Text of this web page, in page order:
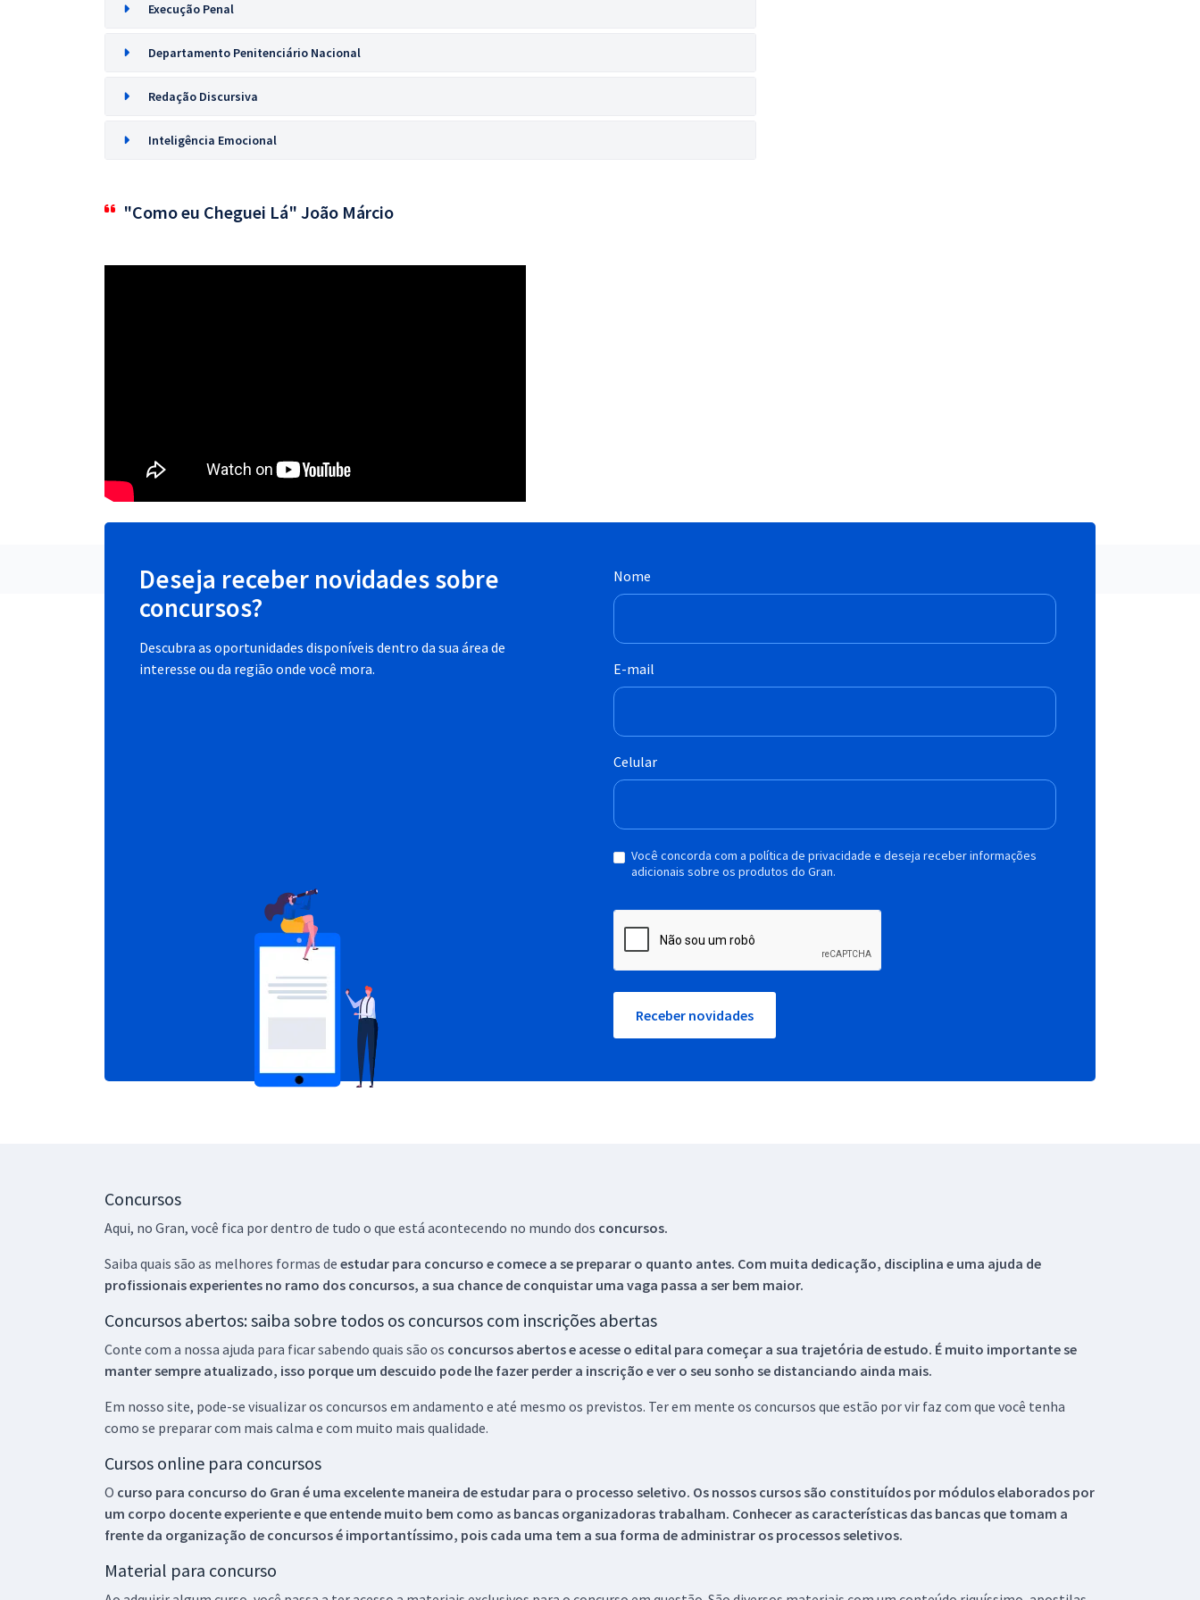
Execução Penal
Departamento Penitenciário Nacional
Redação Discursiva
Inteligência Emocional
"Como eu Cheguei Lá" João Márcio
Deseja receber novidades sobre
concursos?
Descubra as oportunidades disponíveis dentro da sua área de
interesse ou da região onde você mora.
Nome
E-mail
Celular
Você concorda com a política de privacidade e deseja receber informações
adicionais sobre os produtos do Gran.
Receber novidades
Concursos
Aqui, no Gran, você fica por dentro de tudo o que está acontecendo no mundo dos concursos.
Saiba quais são as melhores formas de estudar para concurso e comece a se preparar o quanto antes. Com muita dedicação, disciplina e uma ajuda de
profissionais experientes no ramo dos concursos, a sua chance de conquistar uma vaga passa a ser bem maior.
Concursos abertos: saiba sobre todos os concursos com inscrições abertas
Conte com a nossa ajuda para ficar sabendo quais são os concursos abertos e acesse o edital para começar a sua trajetória de estudo. É muito importante se
manter sempre atualizado, isso porque um descuido pode lhe fazer perder a inscrição e ver o seu sonho se distanciando ainda mais.
Em nosso site, pode-se visualizar os concursos em andamento e até mesmo os previstos. Ter em mente os concursos que estão por vir faz com que você tenha
como se preparar com mais calma e com muito mais qualidade.
Cursos online para concursos
O curso para concurso do Gran é uma excelente maneira de estudar para o processo seletivo. Os nossos cursos são constituídos por módulos elaborados por
um corpo docente experiente e que entende muito bem como as bancas organizadoras trabalham. Conhecer as características das bancas que tomam a
frente da organização de concursos é importantíssimo, pois cada uma tem a sua forma de administrar os processos seletivos.
Material para concurso